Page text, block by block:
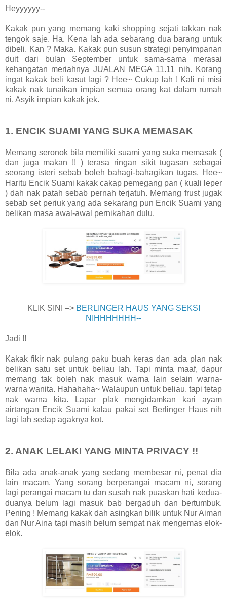
Heyyyyyy--
Kakak pun yang memang kaki shopping sejati takkan nak
tengok saje. Ha. Kena lah ada sebarang dua barang untuk
dibeli. Kan ? Maka. Kakak pun susun strategi penyimpanan
duit dari bulan September untuk sama-sama merasai
kehangatan meriahnya JUALAN MEGA 11.11 nih. Korang
ingat kakak beli kasut lagi ? Hee~ Cukup lah ! Kali ni misi
kakak nak tunaikan impian semua orang kat dalam rumah
ni. Asyik impian kakak jek.
1. ENCIK SUAMI YANG SUKA MEMASAK
Memang seronok bila memiliki suami yang suka memasak (
dan juga makan !! ) terasa ringan sikit tugasan sebagai
seorang isteri sebab boleh bahagi-bahagikan tugas. Hee~
Haritu Encik Suami kakak cakap pemegang pan ( kuali leper
) dah nak patah sebab pernah terjatuh. Memang frust jugak
sebab set periuk yang ada sekarang pun Encik Suami yang
belikan masa awal-awal pernikahan dulu.
KLIK SINI –> BERLINGER HAUS YANG SEKSI
NIHHHHHHH--
Jadi !!
Kakak fikir nak pulang paku buah keras dan ada plan nak
belikan satu set untuk beliau lah. Tapi minta maaf, dapur
memang tak boleh nak masuk warna lain selain warna-
warna wanita. Hahahaha~ Walaupun untuk beliau, tapi tetap
nak warna kita. Lapar plak mengidamkan kari ayam
airtangan Encik Suami kalau pakai set Berlinger Haus nih
lagi lah sedap agaknya kot.
2. ANAK LELAKI YANG MINTA PRIVACY !!
Bila ada anak-anak yang sedang membesar ni, penat dia
lain macam. Yang sorang berperangai macam ni, sorang
lagi perangai macam tu dan susah nak puaskan hati kedua-
duanya belum lagi masuk bab bergaduh dan bertumbuk.
Pening ! Memang kakak dah asingkan bilik untuk Nur Aiman
dan Nur Aina tapi masih belum sempat nak mengemas elok-
elok.